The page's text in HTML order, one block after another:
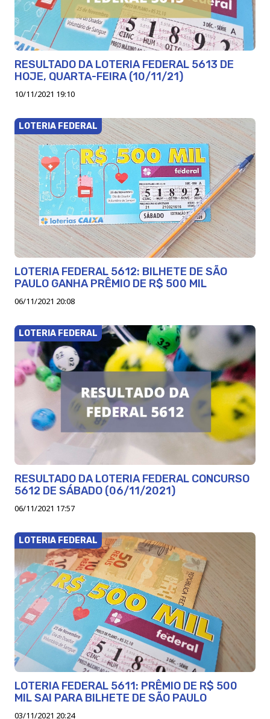
RESULTADO DA LOTERIA FEDERAL 5613 DE
HOJE, QUARTA-FEIRA (10/11/21)
10/11/2021 19:10
LOTERIA FEDERAL
LOTERIA FEDERAL 5612: BILHETE DE SÃO
PAULO GANHA PRÊMIO DE R$ 500 MIL
06/11/2021 20:08
LOTERIA FEDERAL
RESULTADO DA LOTERIA FEDERAL CONCURSO
5612 DE SÁBADO (06/11/2021)
06/11/2021 17:57
LOTERIA FEDERAL
LOTERIA FEDERAL 5611: PRÊMIO DE R$ 500
MIL SAI PARA BILHETE DE SÃO PAULO
03/11/2021 20:24